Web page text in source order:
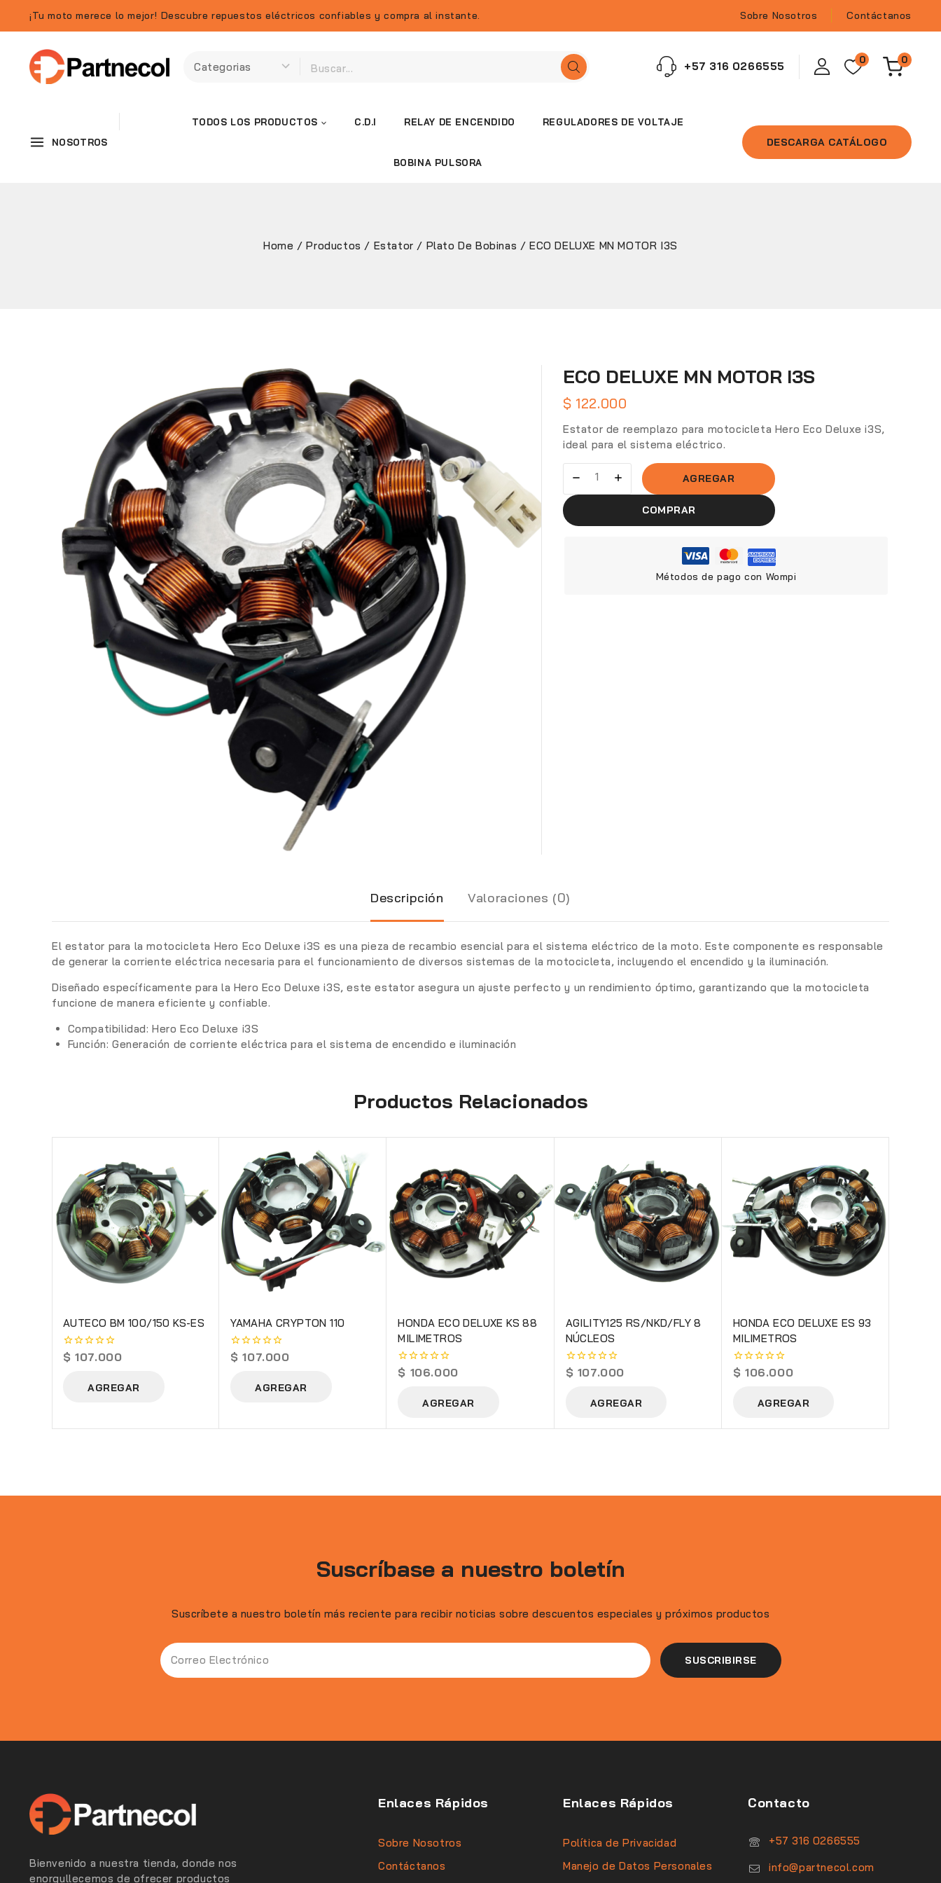
¡Tu moto merece lo mejor! Descubre repuestos eléctricos confiables y compra al instante. Sobre Nosotros Contáctanos
‪+57 316 0266555‬
0 0
NOSOTROS
TODOS LOS PRODUCTOS C.D.I RELAY DE ENCENDIDO REGULADORES DE VOLTAJE
BOBINA PULSORA
DESCARGA CATÁLOGO
Home / Productos / Estator / Plato De Bobinas / ECO DELUXE MN MOTOR I3S
ECO DELUXE MN MOTOR I3S
$ 122.000
Estator de reemplazo para motocicleta Hero Eco Deluxe i3S,
ideal para el sistema eléctrico.
AGREGAR
COMPRAR
Métodos de pago con Wompi
Descripción Valoraciones (0)
El estator para la motocicleta Hero Eco Deluxe i3S es una pieza de recambio esencial para el sistema eléctrico de la moto. Este componente es responsable
de generar la corriente eléctrica necesaria para el funcionamiento de diversos sistemas de la motocicleta, incluyendo el encendido y la iluminación.
Diseñado específicamente para la Hero Eco Deluxe i3S, este estator asegura un ajuste perfecto y un rendimiento óptimo, garantizando que la motocicleta
funcione de manera eficiente y confiable.
Compatibilidad: Hero Eco Deluxe i3S
Función: Generación de corriente eléctrica para el sistema de encendido e iluminación
Productos Relacionados
AUTECO BM 100/150 KS-ES
0
out
$ 107.000
AGREGAR
YAMAHA CRYPTON 110
0
out
$ 107.000
AGREGAR
HONDA ECO DELUXE KS 88
MILIMETROS
0
out
$ 106.000
AGREGAR
AGILITY125 RS/NKD/FLY 8
NÚCLEOS
0
out
$ 107.000
AGREGAR
HONDA ECO DELUXE ES 93
MILIMETROS
0
out
$ 106.000
AGREGAR
Suscríbase a nuestro boletín
Suscríbete a nuestro boletín más reciente para recibir noticias sobre descuentos especiales y próximos productos
Bienvenido a nuestra tienda, donde nos
enorgullecemos de ofrecer productos
Enlaces Rápidos
Sobre Nosotros
Contáctanos
Enlaces Rápidos
Política de Privacidad
Manejo de Datos Personales
Contacto
‪+57 316 0266555‬
info@partnecol.com